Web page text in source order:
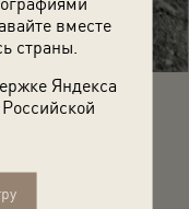
вместе
страны.
Яндекса